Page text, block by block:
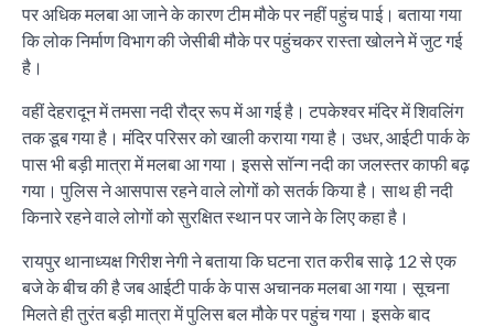
पर अधिक मलबा आ जाने के कारण टीम मौके पर नहीं पहुंच पाई। बताया गया
कि लोक निर्माण विभाग की जेसीबी मौके पर पहुंचकर रास्ता खोलने में जुट गई
है।
वहीं देहरादून में तमसा नदी रौद्र रूप में आ गई है। टपकेश्वर मंदिर में शिवलिंग
तक डूब गया है। मंदिर परिसर को खाली कराया गया है। उधर, आईटी पार्क के
पास भी बड़ी मात्रा में मलबा आ गया। इससे सॉन्ग नदी का जलस्तर काफी बढ़
गया। पुलिस ने आसपास रहने वाले लोगों को सतर्क किया है। साथ ही नदी
किनारे रहने वाले लोगों को सुरक्षित स्थान पर जाने के लिए कहा है।
रायपुर थानाध्यक्ष गिरीश नेगी ने बताया कि घटना रात करीब साढ़े 12 से एक
बजे के बीच की है जब आईटी पार्क के पास अचानक मलबा आ गया। सूचना
मिलते ही तुरंत बड़ी मात्रा में पुलिस बल मौके पर पहुंच गया। इसके बाद